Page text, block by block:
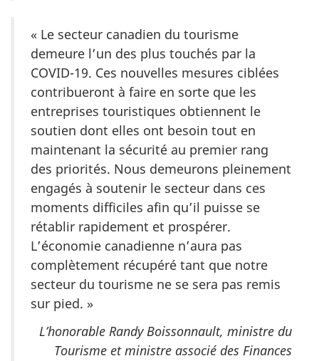
« Le secteur canadien du tourisme
demeure l’un des plus touchés par la
COVID-19. Ces nouvelles mesures ciblées
contribueront à faire en sorte que les
entreprises touristiques obtiennent le
soutien dont elles ont besoin tout en
maintenant la sécurité au premier rang
des priorités. Nous demeurons pleinement
engagés à soutenir le secteur dans ces
moments difficiles afin qu’il puisse se
rétablir rapidement et prospérer.
L’économie canadienne n’aura pas
complètement récupéré tant que notre
secteur du tourisme ne se sera pas remis
sur pied. »
L’honorable Randy Boissonnault, ministre du
Tourisme et ministre associé des Finances